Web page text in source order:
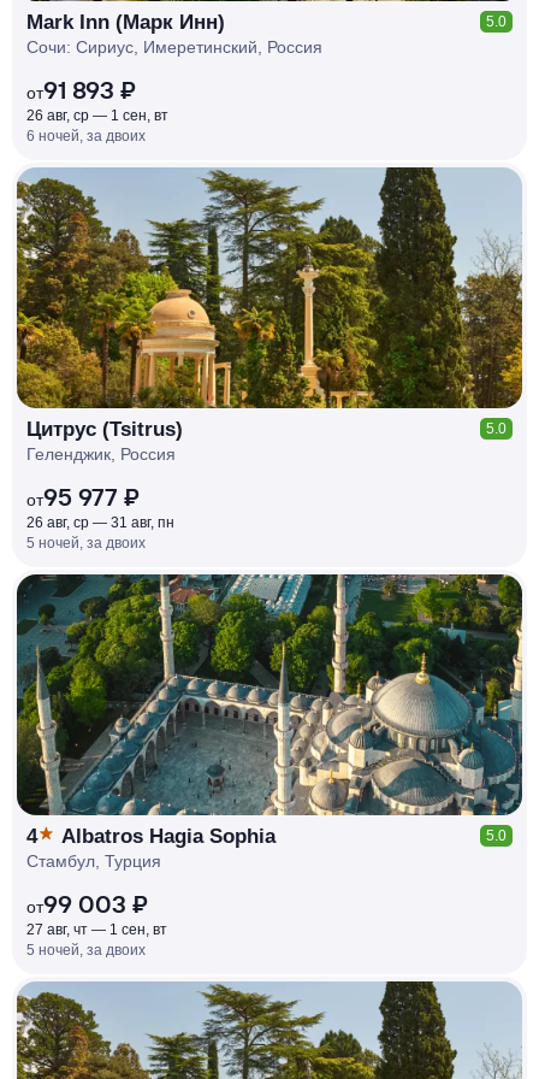
Mark Inn (Марк Инн) 5.0
Сочи: Сириус, Имеретинский, Россия
от91 893 ₽
26 авг, ср — 1 сен, вт
6 ночей, за двоих
КЕШБЭК
РУБЛЯ
МИ
Д
О 7
%
Цитрус (Tsitrus) 5.0
Геленджик, Россия
от95 977 ₽
26 авг, ср — 31 авг, пн
5 ночей, за двоих
КЕШБЭК
РУБЛЯ
МИ
Д
О 7
%
4 Albatros Hagia Sophia 5.0
Стамбул, Турция
от99 003 ₽
27 авг, чт — 1 сен, вт
5 ночей, за двоих
КЕШБЭК
РУБЛЯ
МИ
Д
О 7
%